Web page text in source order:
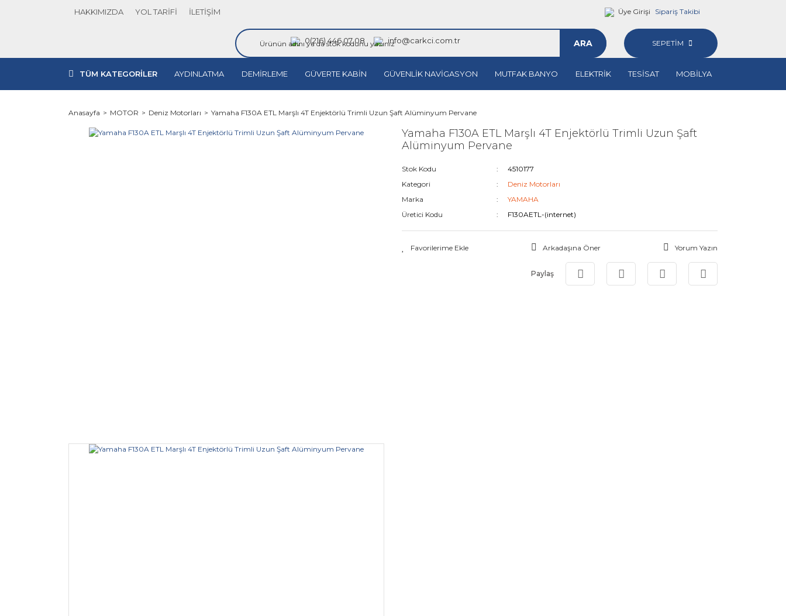
HAKKIMIZDA YOL TARİFİ İLETİŞİM Üye Girişi Sipariş Takibi
0(216) 446 07 08 info@carkci.com.tr ARA SEPETİM
TÜM KATEGORİLER AYDINLATMA DEMİRLEME GÜVERTE KABİN GÜVENLİK NAVİGASYON MUTFAK BANYO ELEKTRİK TESİSAT MOBİLYA
Anasayfa MOTOR Deniz Motorları Yamaha F130A ETL Marşlı 4T Enjektörlü Trimli Uzun Şaft Alüminyum Pervane
Yamaha F130A ETL Marşlı 4T Enjektörlü Trimli Uzun Şaft
Alüminyum Pervane
Stok Kodu
4510177
Kategori
Deniz Motorları
Marka
YAMAHA
Üretici Kodu
F130AETL-(internet)
Arkadaşına Öner Yorum Yazın
Paylaş